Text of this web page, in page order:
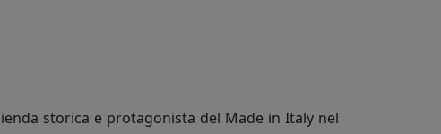
storica e protagonista del Made in Italy nel